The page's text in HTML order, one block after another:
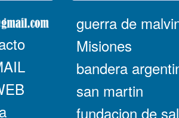
guerra de
Misiones
bandera
san martin
fundacion de